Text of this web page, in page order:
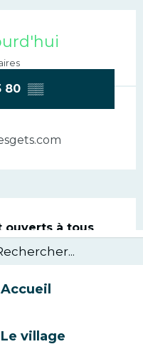
Accueil
Le village
80 ▒▒
ouverts à tous
et de 5 à 10
de 10h à 12h
extérieurs)
Gratuit pour les
bar et qui